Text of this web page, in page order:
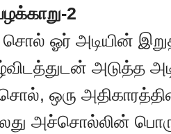
2
சொல் ஓர் அடியின்
அடுத்த
ஒரு
அச்சொல்லின்